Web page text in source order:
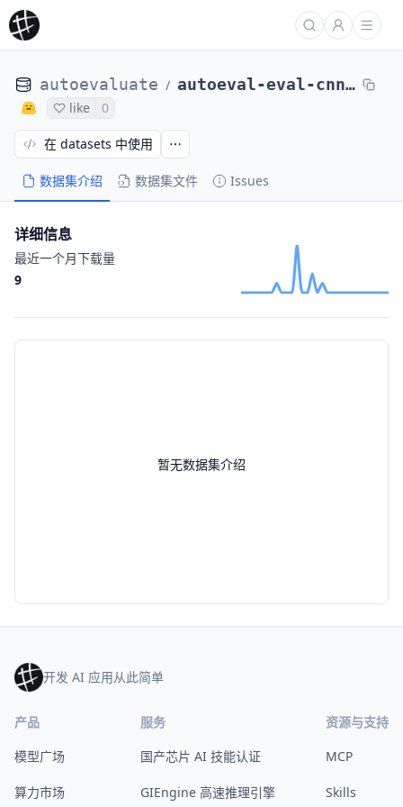
autoevaluate / autoeval-eval-cnn_dailymail-3.0.0-3c5d04-1564855703
like 0
数据集介绍 数据集文件 Issues
在 datasets 中使用
暂无数据集介绍
详细信息
最近一个月下载量
9
开发 AI 应用从此简单
产品
模型广场
算力市场
服务
国产芯片 AI 技能认证
GIEngine 高速推理引擎
资源与支持
MCP
Skills